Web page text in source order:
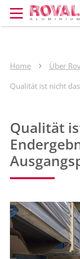
Home Über
Qualität ist nicht
Qualität